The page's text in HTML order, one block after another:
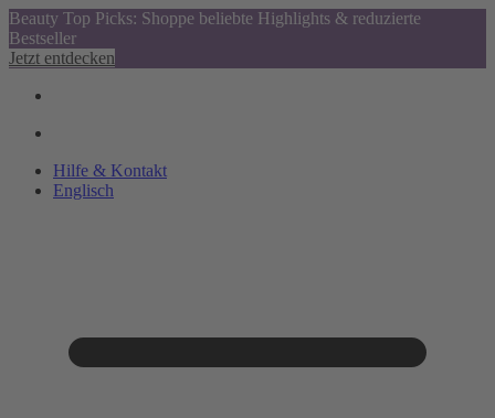
Beauty Top Picks: Shoppe beliebte Highlights & reduzierte
Bestseller
Jetzt entdecken
Hilfe & Kontakt
Englisch